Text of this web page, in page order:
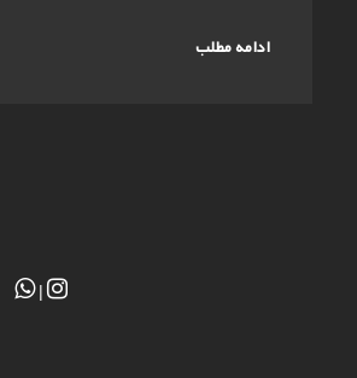
ادامه مطلب
|